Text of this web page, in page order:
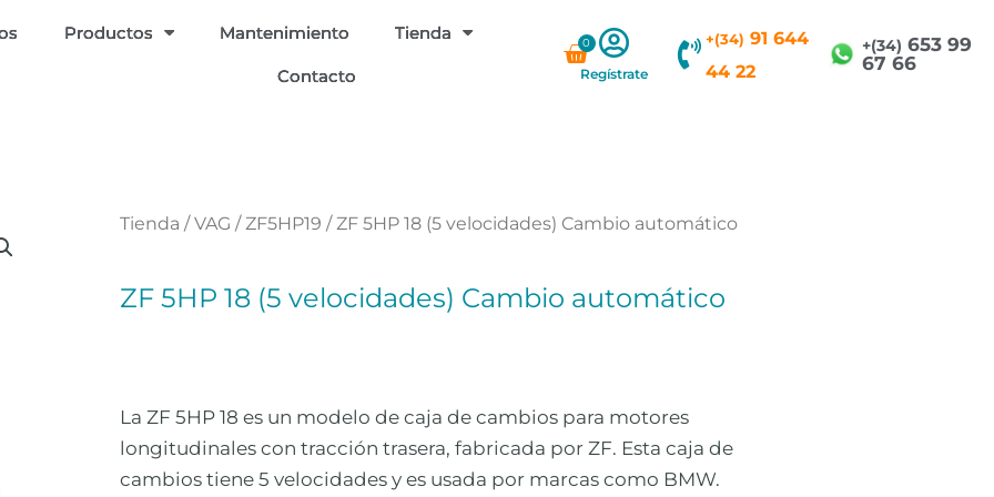
Productos Mantenimiento Tienda
Contacto
0
Carrito
Regístrate
+(34) 91 644
44 22
+(34) 653 99
67 66
Tienda /VAG /ZF5HP19 / ZF 5HP 18 (5 velocidades) Cambio automático
ZF 5HP 18 (5 velocidades) Cambio automático
La ZF 5HP 18 es un modelo de caja de cambios para motores
longitudinales con tracción trasera, fabricada por ZF. Esta caja de
cambios tiene 5 velocidades y es usada por marcas como BMW.